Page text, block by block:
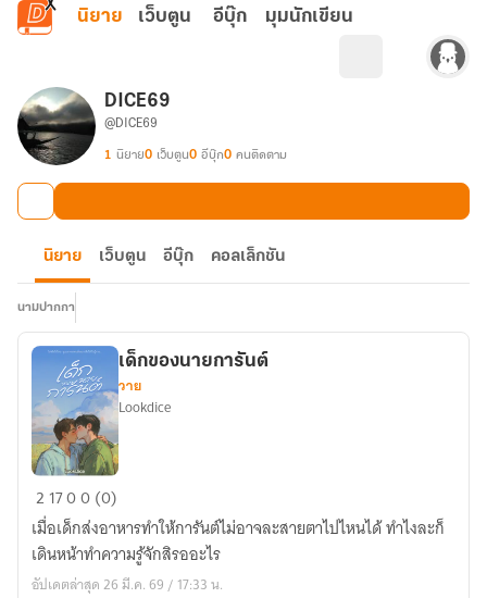
ข้ามไปยังเนื้อหาหลัก
นิยาย เว็บตูน อีบุ๊ก มุมนักเขียน
DICE69
@DICE69
1 นิยาย0 เว็บตูน0 อีบุ๊ก0 คนติดตาม
นิยาย เว็บตูน อีบุ๊ก คอลเล็กชัน
นามปากกา
เด็ก
ของ
นาย
การันต์
เด็กของนายการันต์
วาย
Lookdice
2 1700 (0)
เมื่อเด็กส่งอาหารทำให้การันต์ไม่อาจละสายตาไปไหนได้ ทำไงละก็
เดินหน้าทำความรู้จักสิรออะไร
อัปเดตล่าสุด 26 มี.ค. 69 / 17:33 น.